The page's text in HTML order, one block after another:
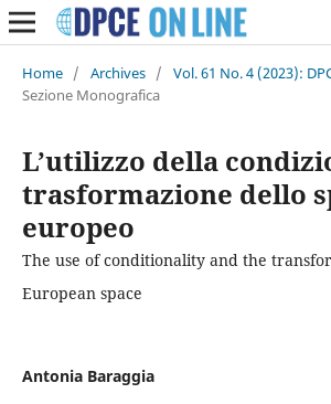
Home / Archives / Vol. 61 No. 4 (2023):
Sezione Monografica
L’utilizzo della
trasformazione dello
europeo
The use of conditionality and the
European space
Antonia Baraggia